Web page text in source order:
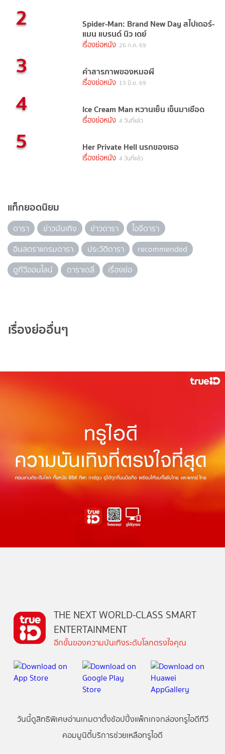
2 Spider-Man: Brand New Day สไปเดอร์-
แมน แบรนด์ นิว เดย์
เรื่องย่อหนัง 26 ก.ค. 69
3 คำสารภาพของหมอผี
เรื่องย่อหนัง 13 มิ.ย. 69
4 Ice Cream Man หวานเย็น เข็นมาเชือด
เรื่องย่อหนัง 4 วันที่แล้ว
5 Her Private Hell นรกของเธอ
เรื่องย่อหนัง 4 วันที่แล้ว
แท็กยอดนิยม
ดารา ข่าวบันเทิง ข่าวดารา
ไอจีดารา
อินสตราแกรมดารา
ประวัติดารา
recommended
ดูทีวีออนไลน์
ดาราเดลี่ เรื่องย่อ
เรื่องย่ออื่นๆ
THE NEXT WORLD-CLASS SMART
ENTERTAINMENT
อีกขั้นของความบันเทิงระดับโลกตรงใจคุณ
วันนี้ดูสิทธิพิเศษอ่านเกมตาตั้งช้อปปิ้งแพ็กเกจกล่องทรูไอดีทีวี
คอมมูนิตี้บริการช่วยเหลือทรูไอดี